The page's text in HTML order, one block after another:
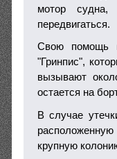
мотор судна,
передвигаться.
Свою помощь
"Гринпис",
вызывают
остается на
В случае
крупную